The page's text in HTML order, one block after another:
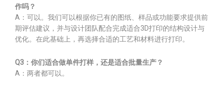
作吗？
A：可以。我们可以根据你已有的图纸、样品或功能要求提供前
期评估建议，并与设计团队配合完成适合3D打印的结构设计与
优化。在此基础上，再选择合适的工艺和材料进行打印。
Q3：你们适合做单件打样，还是适合批量生产？
A：两者都可以。